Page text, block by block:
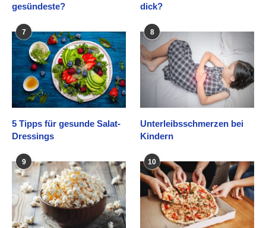
gesündeste?
dick?
7
5 Tipps für gesunde Salat-
Dressings
8
Unterleibsschmerzen bei
Kindern
9 10